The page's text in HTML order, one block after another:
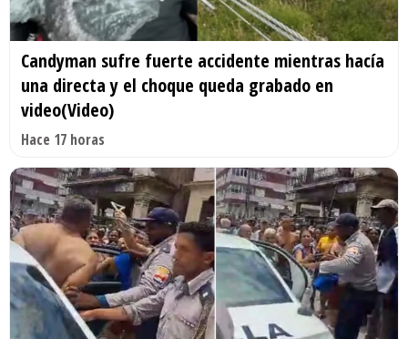
Candyman sufre fuerte accidente mientras hacía
una directa y el choque queda grabado en
video(Video)
Hace 17 horas